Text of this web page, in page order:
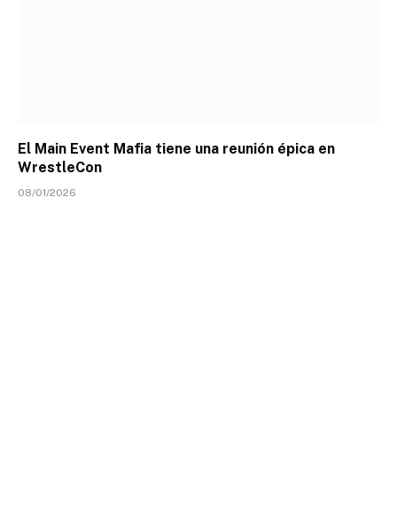
El Main Event Mafia tiene una reunión épica en
WrestleCon
08/01/2026